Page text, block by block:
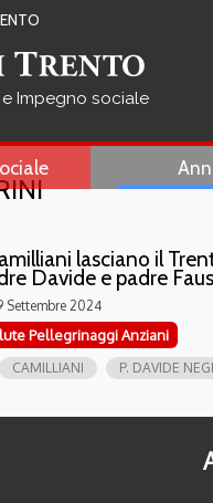
Impegno sociale
lasciano il
Davide e padre
Settembre 2024
Pellegrinaggi Anziani
CAMILLIANI P. DAVIDE